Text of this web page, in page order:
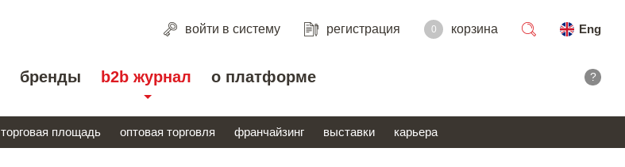
войти в систему регистрация 0 корзина
Eng
бренды b2b журнал о платформе ?
торговая площадь оптовая торговля франчайзинг выставки карьера